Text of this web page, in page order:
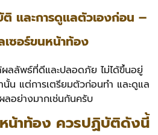
และการดูแลตัวเองก่อน –
เซอร์ขนหน้าท้อง
ผลลัพธ์ที่ดีและปลอดภัย ไม่ได้ขึ้นอยู่
นั้น แต่การเตรียมตัวก่อนทำ และดูแล
อย่างมากเช่นกันครับ
น้าท้อง ควรปฏิบัติดังนี้